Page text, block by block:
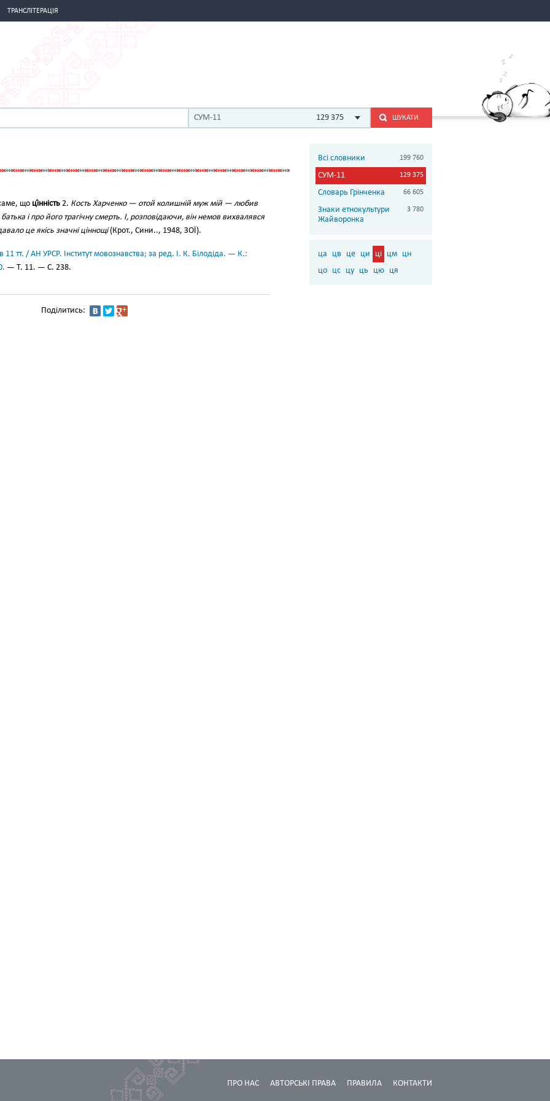
ТРАНСЛІТЕРАЦІЯ
СУМ-11 129 375 ШУКАТИ
що ці́нність 2. Кость Харченко — отой колишній муж мій — любив
і про його трагічну смерть. І, розповідаючи, він немов вихвалявся
це якісь значні ціннощі(Крот., Сини.., 1948, ЗОЇ).
11 тт. / АН УРСР. Інститут мовознавства; за ред. І. К. Білодіда. — К.:
— Т. 11. — С. 238.
Поділитись:
Всі словники 199 760
СУМ-11 129 375
Словарь Грінченка 66 605
Знаки етнокультури
Жайворонка
3 780
ца цв це ци ці цм цн
цо цс цу ць цю ця
КОНТАКТИ
ПРАВИЛА
АВТОРСЬКІ ПРАВА
ПРО НАС